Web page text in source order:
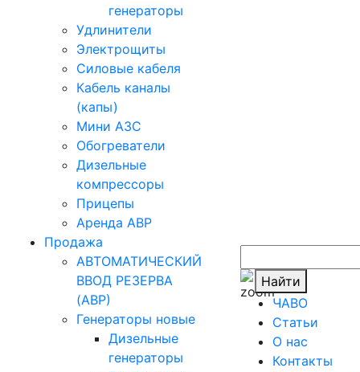
генераторы
Удлинители
Электрощиты
Силовые кабеля
Кабель каналы
(капы)
Мини АЗС
Обогреватели
Дизельные
компрессоры
Прицепы
Аренда АВР
Продажа
АВТОМАТИЧЕСКИЙ
ВВОД РЕЗЕРВА
(АВР)
Генераторы новые
Дизельные
генераторы
Найти
ЧАВО
Cтатьи
O нас
Контакты